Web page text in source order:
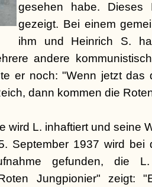
gesehen habe.
gezeigt. Bei einem
ihm und Heinrich S.
andere
er noch: "Wenn jetzt das
dann kommen die
wird L. inhaftiert und seine
September 1937 wird bei
gefunden, die
Jungpionier" zeigt: